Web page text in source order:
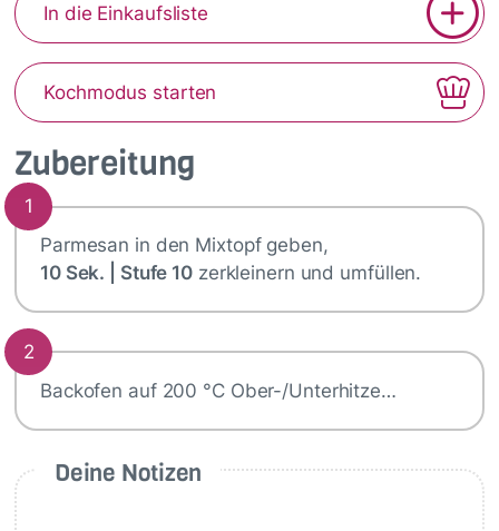
Zubereitung
1
Parmesan in den Mixtopf geben,
10 Sek. | Stufe 10 zerkleinern und umfüllen.
2
Backofen auf 200 °C Ober-/Unterhitze…
Deine Notizen
In die Einkaufsliste
Kochmodus starten